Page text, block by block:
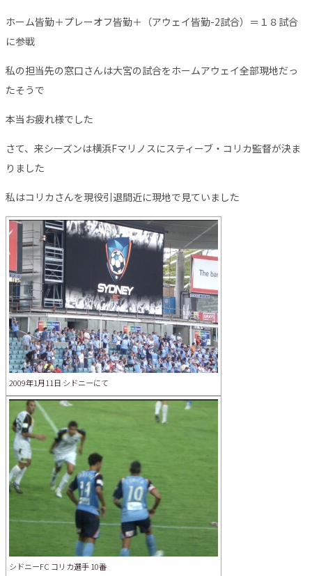
ホーム皆勤＋プレーオフ皆勤＋（アウェイ皆勤-2試合）＝１８試合
に参戦
私の担当先の窓口さんは大宮の試合をホームアウェイ全部現地だっ
たそうで
本当お疲れ様でした
さて、来シーズンは横浜Fマリノスにスティーブ・コリカ監督が決ま
りました
私はコリカさんを現役引退間近に現地で見ていました
2009年1月11日 シドニーにて
シドニーFC コリカ選手 10番